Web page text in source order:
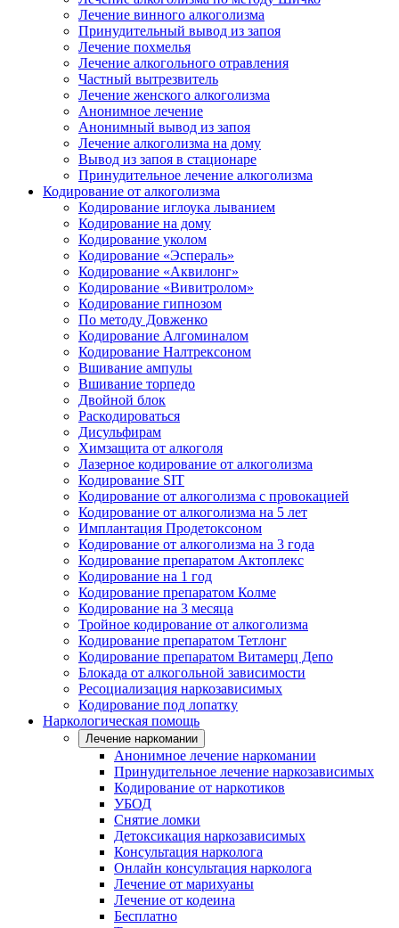
Лечение винного алкоголизма
Принудительный вывод из запоя
Лечение похмелья
Лечение алкогольного отравления
Частный вытрезвитель
Лечение женского алкоголизма
Анонимное лечение
Анонимный вывод из запоя
Лечение алкоголизма на дому
Вывод из запоя в стационаре
Принудительное лечение алкоголизма
Кодирование от алкоголизма
Кодирование иглоука лыванием
Кодирование на дому
Кодирование уколом
Кодирование «Эспераль»
Кодирование «Аквилонг»
Кодирование «Вивитролом»
Кодирование гипнозом
По методу Довженко
Кодирование Алгоминалом
Кодирование Налтрексоном
Вшивание ампулы
Вшивание торпедо
Двойной блок
Раскодироваться
Дисульфирам
Химзащита от алкоголя
Лазерное кодирование от алкоголизма
Кодирование SIT
Кодирование от алкоголизма с провокацией
Кодирование от алкоголизма на 5 лет
Имплантация Продетоксоном
Кодирование от алкоголизма на 3 года
Кодирование препаратом Актоплекс
Кодирование на 1 год
Кодирование препаратом Колме
Кодирование на 3 месяца
Тройное кодирование от алкоголизма
Кодирование препаратом Тетлонг
Кодирование препаратом Витамерц Депо
Блокада от алкогольной зависимости
Ресоциализация наркозависимых
Кодирование под лопатку
Наркологическая помощь
Лечение наркомании
Анонимное лечение наркомании
Принудительное лечение наркозависимых
Кодирование от наркотиков
УБОД
Снятие ломки
Детоксикация наркозависимых
Консультация нарколога
Онлайн консультация нарколога
Лечение от марихуаны
Лечение от кодеина
Бесплатно